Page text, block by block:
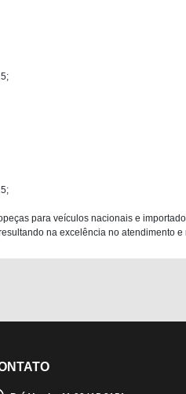
para veículos nacionais e
na excelência no